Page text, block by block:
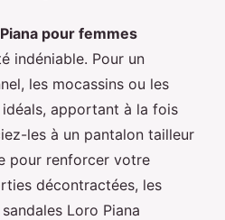
pour femmes
indéniable. Pour un
les mocassins ou les
apportant à la fois
les à un pantalon tailleur
pour renforcer votre
décontractées, les
Loro Piana